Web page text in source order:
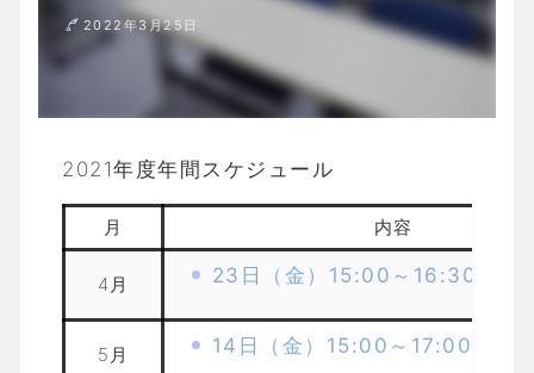
2022年3月25日
2021年度年間スケジュール
月 内容
4月 23日（金）15:00～16:30園長
5月 14日（金）15:00～17:00連絡